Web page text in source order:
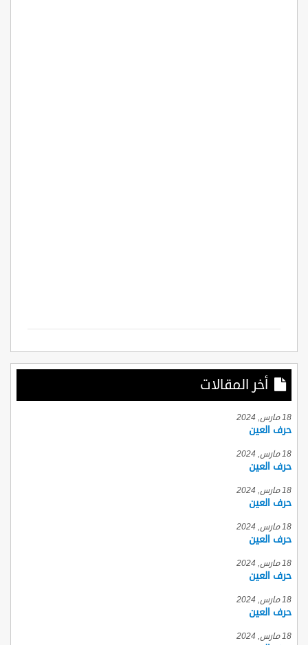
أخر المقالات
18 مارس, 2024
حرف العين
18 مارس, 2024
حرف العين
18 مارس, 2024
حرف العين
18 مارس, 2024
حرف العين
18 مارس, 2024
حرف العين
18 مارس, 2024
حرف العين
18 مارس, 2024